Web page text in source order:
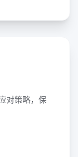
对策略，保